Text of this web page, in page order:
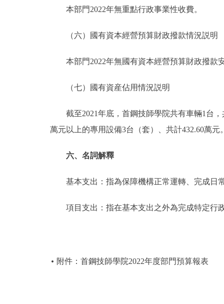
本部門2022年無重點行政事業性收費。
（六）國有資本經營預算財政撥款情況説明
本部門2022年無國有資本經營預算財政撥款
（七）國有資産佔用情況説明
截至2021年底，首鋼技師學院共有車輛1台，
萬元以上的專用設備3台（套）、共計432.60萬元
六、名詞解釋
基本支出：指為保障機構正常運轉、完成日
項目支出：指在基本支出之外為完成特定行
附件：首鋼技師學院2022年度部門預算報表